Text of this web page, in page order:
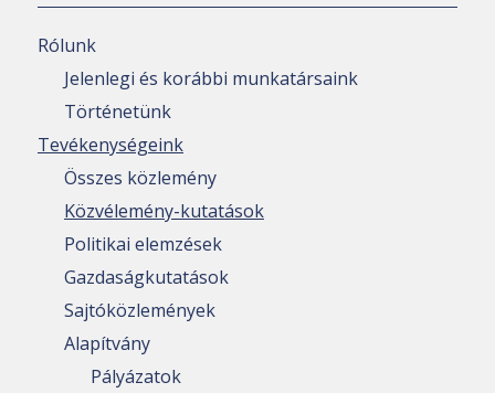
Rólunk
Jelenlegi és korábbi munkatársaink
Történetünk
Tevékenységeink
Összes közlemény
Közvélemény-kutatások
Politikai elemzések
Gazdaságkutatások
Sajtóközlemények
Alapítvány
Pályázatok